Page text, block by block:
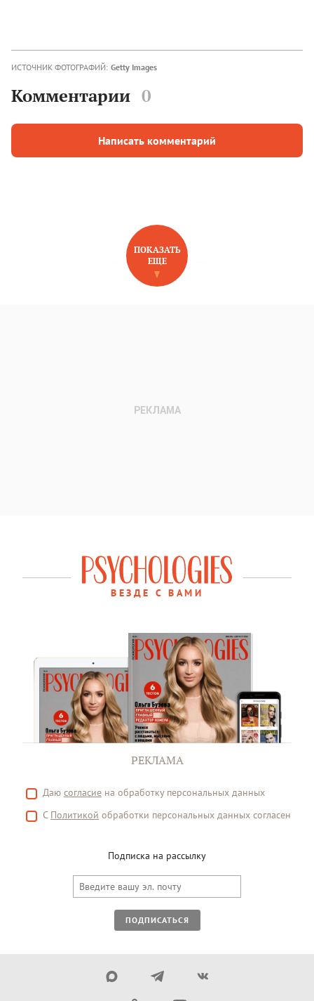
ИСТОЧНИК ФОТОГРАФИЙ: Getty Images
Комментарии 0
Написать комментарий
НОВОЕ НА САЙТЕ
ПОКАЗАТЬ
ЕЩЕ
ВЕЗДЕ С ВАМИ
РЕКЛАМА
Даю согласие на обработку персональных данных
С Политикой обработки персональных данных согласен
Подписка на рассылку
ПОДПИСАТЬСЯ